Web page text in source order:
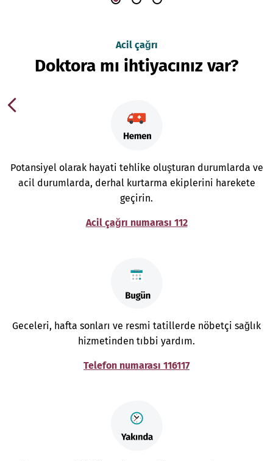
Acil çağrı
Doktora mı ihtiyacınız var?
Potansiyel olarak hayati tehlike oluşturan durumlarda ve
acil durumlarda, derhal kurtarma ekiplerini harekete
geçirin.
Acil çağrı numarası 112
Geceleri, hafta sonları ve resmi tatillerde nöbetçi sağlık
hizmetinden tıbbi yardım.
Telefon numarası 116117